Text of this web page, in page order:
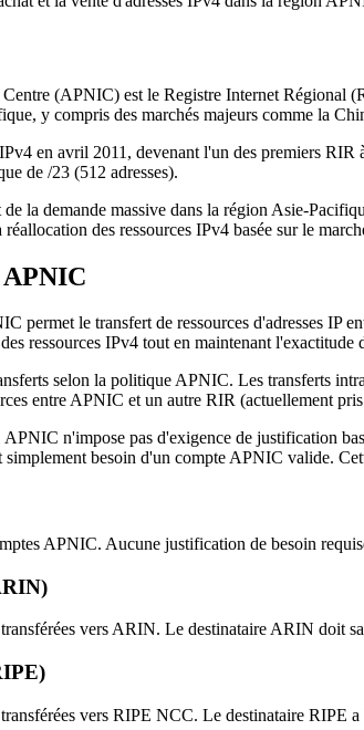
(APNIC) est le Registre Internet Régional
y compris des marchés majeurs comme la
en avril 2011, devenant l'un des premiers
de /23 (512 adresses).
la demande massive dans la région Asie-
des ressources IPv4 basée sur le
permet le transfert de ressources d'adresses
ressources IPv4 tout en maintenant l'exactitude
selon la politique APNIC. Les transferts
entre APNIC et un autre RIR (actuellement
n'impose pas d'exigence de justification
besoin d'un compte APNIC valide.
APNIC. Aucune justification de besoin
vers ARIN. Le destinataire ARIN doit
vers RIPE NCC. Le destinataire RIPE